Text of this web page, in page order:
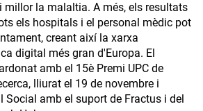
la malaltia. A més, els resultats
els hospitals i el personal mèdic pot
creant així la xarxa
digital més gran d'Europa. El
amb el 15è Premi UPC de
lliurat el 19 de novembre i
Social amb el suport de Fractus i del